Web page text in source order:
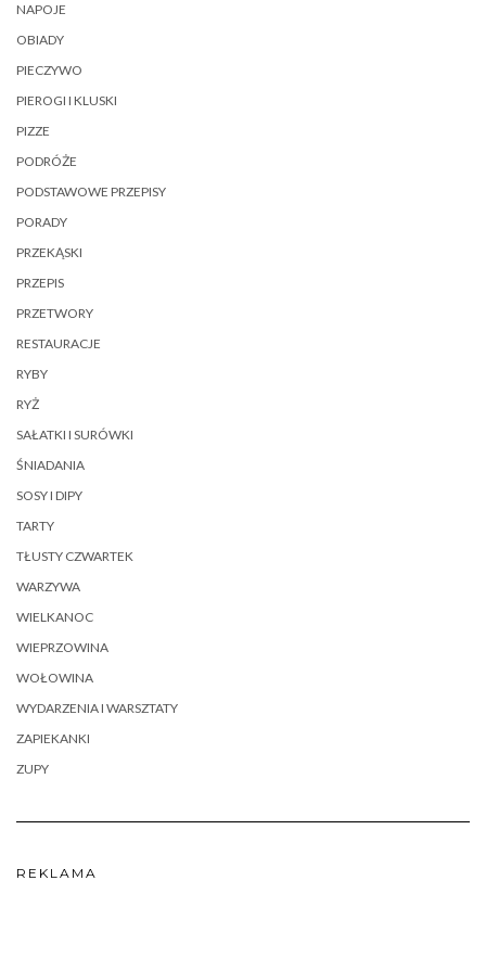
NAPOJE
OBIADY
PIECZYWO
PIEROGI I KLUSKI
PIZZE
PODRÓŻE
PODSTAWOWE PRZEPISY
PORADY
PRZEKĄSKI
PRZEPIS
PRZETWORY
RESTAURACJE
RYBY
RYŻ
SAŁATKI I SURÓWKI
ŚNIADANIA
SOSY I DIPY
TARTY
TŁUSTY CZWARTEK
WARZYWA
WIELKANOC
WIEPRZOWINA
WOŁOWINA
WYDARZENIA I WARSZTATY
ZAPIEKANKI
ZUPY
REKLAMA